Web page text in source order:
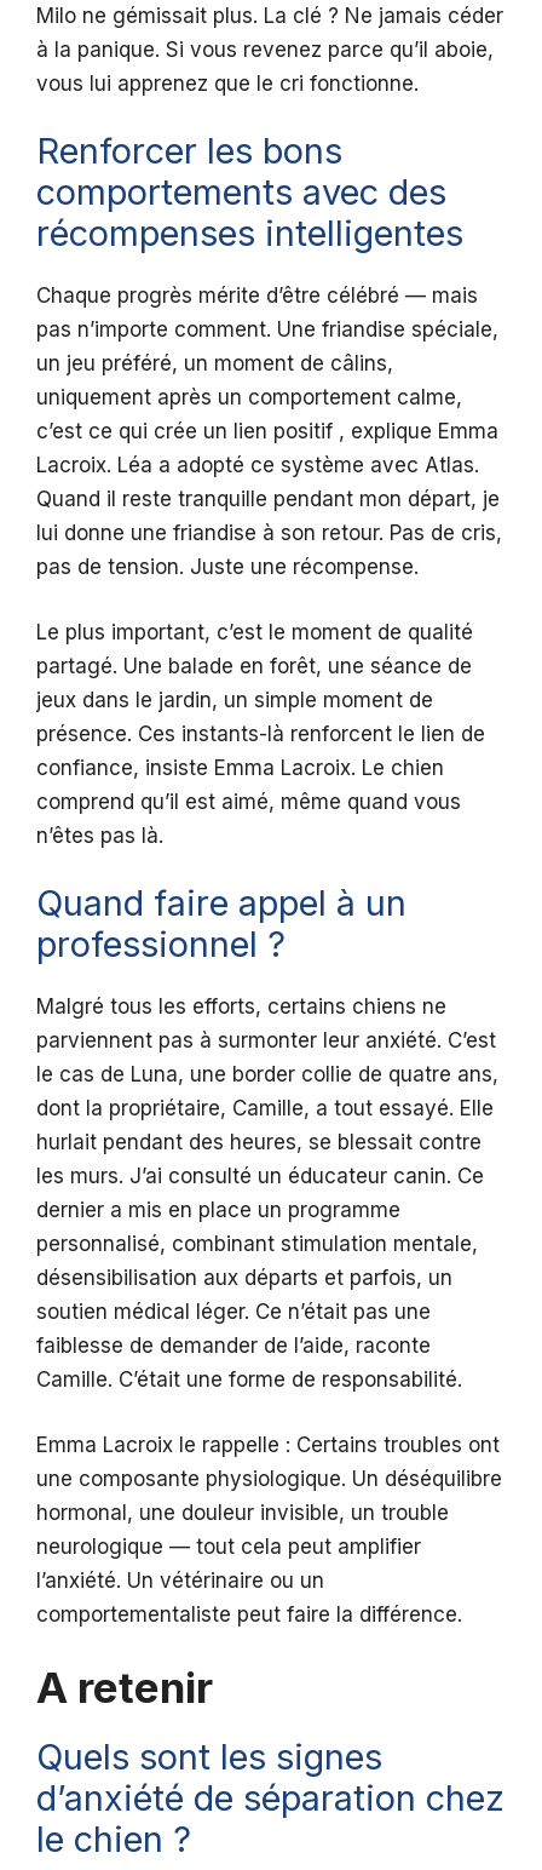
Milo ne gémissait plus. La clé ? Ne jamais céder
à la panique. Si vous revenez parce qu’il aboie,
vous lui apprenez que le cri fonctionne.
Renforcer les bons
comportements avec des
récompenses intelligentes
Chaque progrès mérite d’être célébré — mais
pas n’importe comment. Une friandise spéciale,
un jeu préféré, un moment de câlins,
uniquement après un comportement calme,
c’est ce qui crée un lien positif , explique Emma
Lacroix. Léa a adopté ce système avec Atlas.
Quand il reste tranquille pendant mon départ, je
lui donne une friandise à son retour. Pas de cris,
pas de tension. Juste une récompense.
Le plus important, c’est le moment de qualité
partagé. Une balade en forêt, une séance de
jeux dans le jardin, un simple moment de
présence. Ces instants-là renforcent le lien de
confiance, insiste Emma Lacroix. Le chien
comprend qu’il est aimé, même quand vous
n’êtes pas là.
Quand faire appel à un
professionnel ?
Malgré tous les efforts, certains chiens ne
parviennent pas à surmonter leur anxiété. C’est
le cas de Luna, une border collie de quatre ans,
dont la propriétaire, Camille, a tout essayé. Elle
hurlait pendant des heures, se blessait contre
les murs. J’ai consulté un éducateur canin. Ce
dernier a mis en place un programme
personnalisé, combinant stimulation mentale,
désensibilisation aux départs et parfois, un
soutien médical léger. Ce n’était pas une
faiblesse de demander de l’aide, raconte
Camille. C’était une forme de responsabilité.
Emma Lacroix le rappelle : Certains troubles ont
une composante physiologique. Un déséquilibre
hormonal, une douleur invisible, un trouble
neurologique — tout cela peut amplifier
l’anxiété. Un vétérinaire ou un
comportementaliste peut faire la différence.
A retenir
Quels sont les signes
d’anxiété de séparation chez
le chien ?